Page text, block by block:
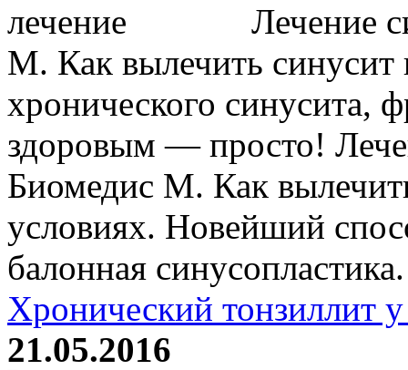
Лечение
М. Как вылечить
хронического синусита,
здоровым — просто!
Биомедис М. Как
условиях. Новейший
балонная
Хронический тонзиллит
21.05.2016